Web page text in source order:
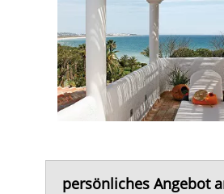
persönliches Angebot